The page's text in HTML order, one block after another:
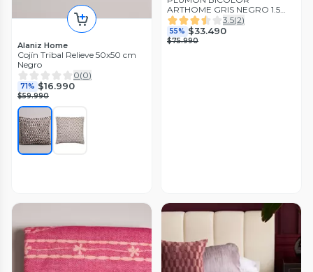
Alaniz Home
Cojín Tribal Relieve 50x50 cm
Negro
0(0)
71% $16.990
$59.990
ARTHOME GRIS NEGRO 1.5
PLAZAS
3.5(2)
55% $33.490
$75.990